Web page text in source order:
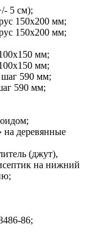
5 см);
150х200 мм;
150х200 мм;
мм;
мм;
590 мм;
590 мм;
на деревянные
(джут),
на нижний
86;